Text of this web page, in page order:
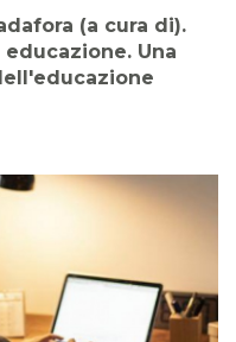
(a cura di).
Una